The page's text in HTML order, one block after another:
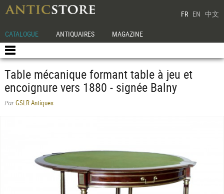
FR EN 中文
CATALOGUE ANTIQUAIRES MAGAZINE
Table mécanique formant table à jeu et
encoignure vers 1880 - signée Balny
ParGSLR Antiques